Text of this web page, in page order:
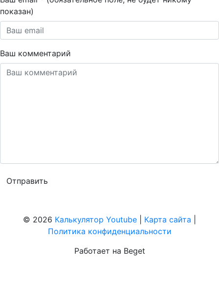
показан)
Ваш комментарий
© 2026 Калькулятор Youtube Карта сайта
Политика конфиденциальности
Работает на Beget